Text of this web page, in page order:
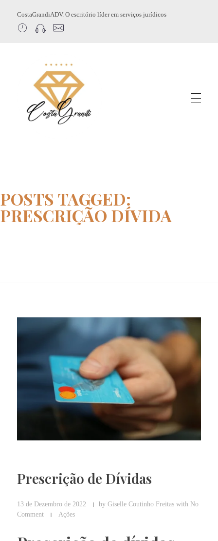
CostaGrandiADV. O escritório líder em serviços jurídicos
POSTS TAGGED:
PRESCRIÇÃO DÍVIDA
Prescrição de Dívidas
13 de Dezembro de 2022 by Giselle Coutinho Freitas with No
Comment
Ações